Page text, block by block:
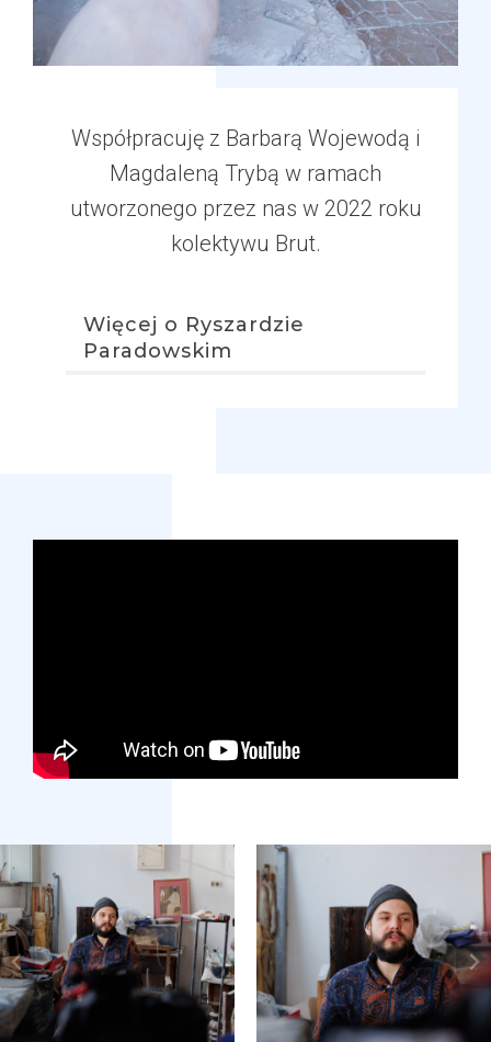
Współpracuję z Barbarą Wojewodą i
Magdaleną Trybą w ramach
utworzonego przez nas w 2022 roku
kolektywu Brut.
Więcej o Ryszardzie
Paradowskim